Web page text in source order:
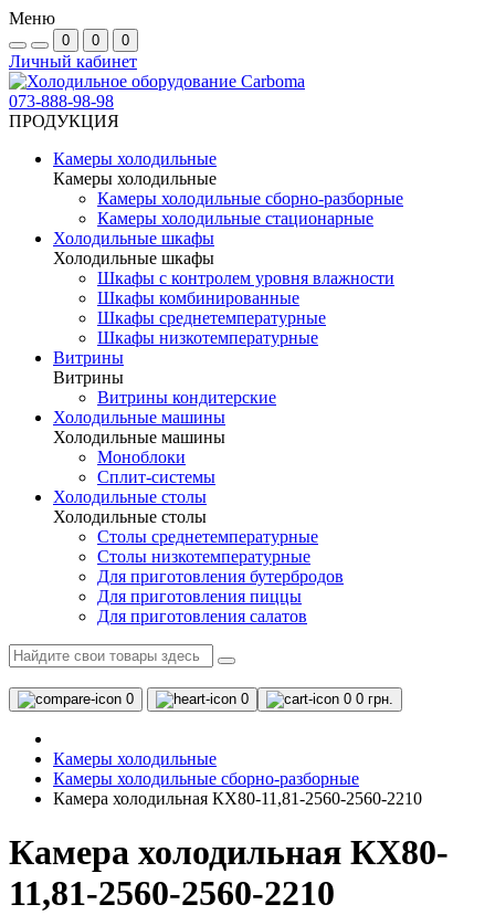
Меню
0 0 0
Личный кабинет
073-888-98-98
ПРОДУКЦИЯ
Камеры холодильные
Камеры холодильные
Камеры холодильные сборно-разборные
Камеры холодильные стационарные
Холодильные шкафы
Холодильные шкафы
Шкафы с контролем уровня влажности
Шкафы комбинированные
Шкафы среднетемпературные
Шкафы низкотемпературные
Витрины
Витрины
Витрины кондитерские
Холодильные машины
Холодильные машины
Моноблоки
Сплит-системы
Холодильные столы
Холодильные столы
Столы среднетемпературные
Столы низкотемпературные
Для приготовления бутербродов
Для приготовления пиццы
Для приготовления салатов
0 0 0 0 грн.
Камеры холодильные
Камеры холодильные сборно-разборные
Камера холодильная КХ80-11,81-2560-2560-2210
Камера холодильная КХ80-
11,81-2560-2560-2210